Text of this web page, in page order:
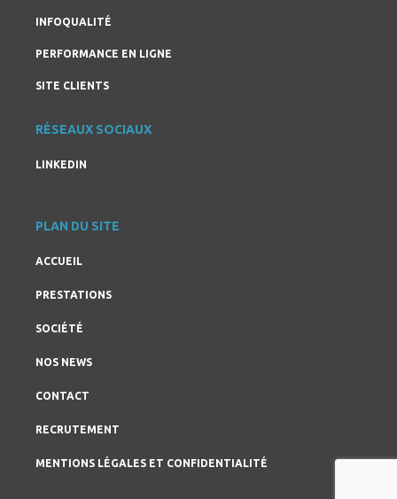
INFOQUALITÉ
PERFORMANCE EN LIGNE
SITE CLIENTS
RÉSEAUX SOCIAUX
LINKEDIN
PLAN DU SITE
ACCUEIL
PRESTATIONS
SOCIÉTÉ
NOS NEWS
CONTACT
RECRUTEMENT
MENTIONS LÉGALES ET CONFIDENTIALITÉ